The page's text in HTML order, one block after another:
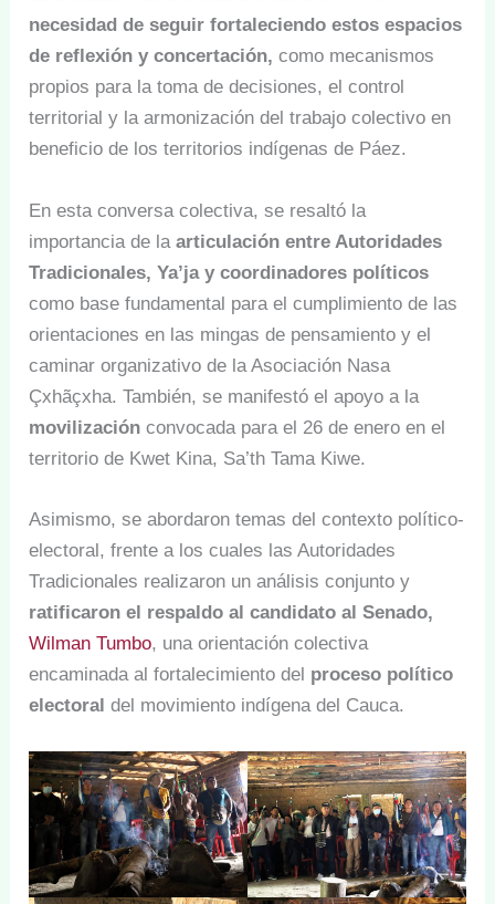
necesidad de seguir fortaleciendo estos espacios
de reflexión y concertación,como mecanismos
propios para la toma de decisiones, el control
territorial y la armonización del trabajo colectivo en
beneficio de los territorios indígenas de Páez.
En esta conversa colectiva, se resaltó la
importancia de laarticulación entre Autoridades
Tradicionales, Ya’ja y coordinadores políticos
como base fundamental para el cumplimiento de las
orientaciones en las mingas de pensamiento y el
caminar organizativo de la Asociación Nasa
Çxhãçxha. También, se manifestó el apoyo a la
movilizaciónconvocada para el 26 de enero en el
territorio de Kwet Kina, Sa’th Tama Kiwe.
Asimismo, se abordaron temas del contexto político-
electoral, frente a los cuales las Autoridades
Tradicionales realizaron un análisis conjunto y
ratificaron el respaldo al candidato al Senado,
Wilman Tumbo, una orientación colectiva
encaminada al fortalecimiento del proceso político
electoraldel movimiento indígena del Cauca.